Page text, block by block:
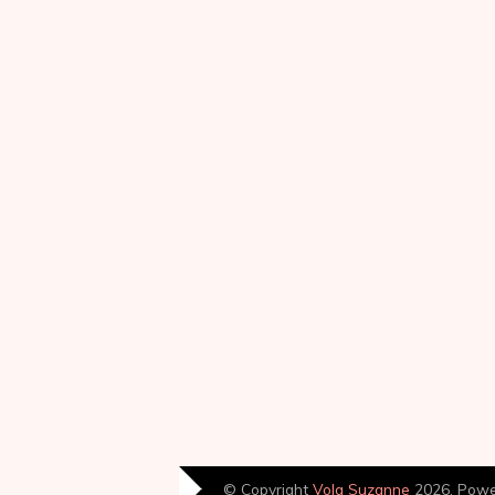
© Copyright Volg Suzanne 2026.